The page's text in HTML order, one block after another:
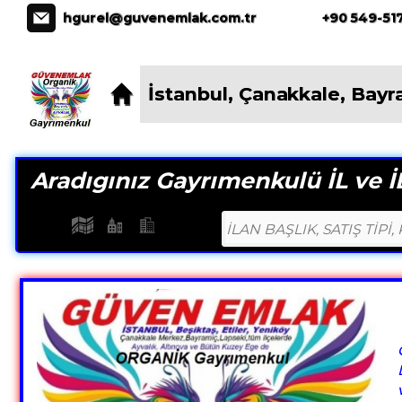
İstanbul * Çanakkale * Bayramiç *
hgurel@guvenemlak.com.tr +90 549-
İstanbul, Çanakkale,
Aradıgınız Gayrımenkulü İL